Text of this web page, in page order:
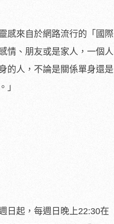
感來自於網路流行的「國際
情、 朋友或是家人，一個人
的人， 不論是關係單身還是
」
日起，每週日晚上22:30在